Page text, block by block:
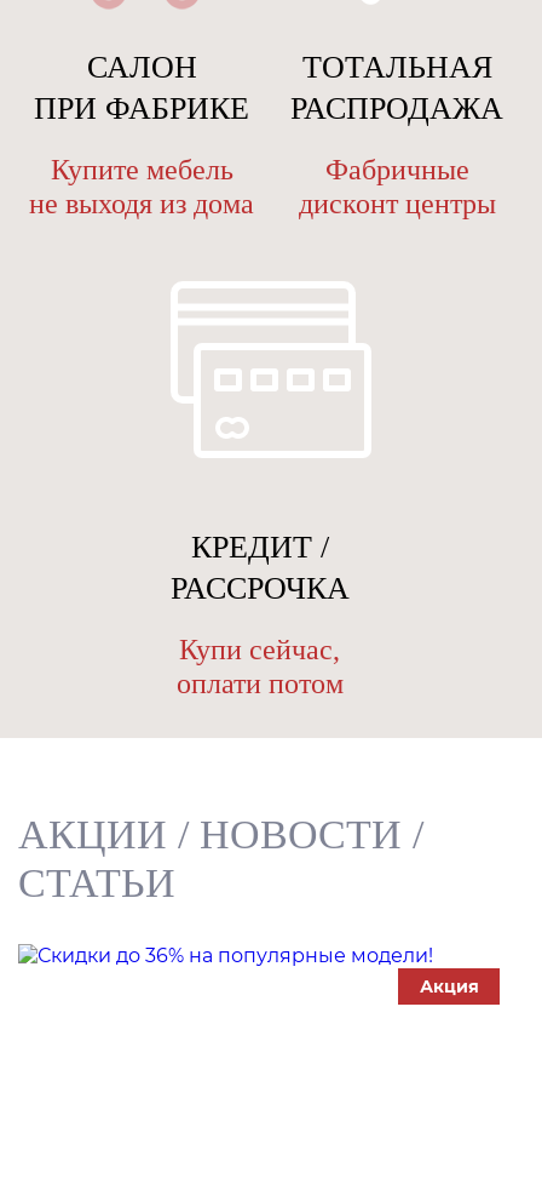
САЛОН
ПРИ ФАБРИКЕ
Купите мебель
не выходя из дома
ТОТАЛЬНАЯ
РАСПРОДАЖА
Фабричные
дисконт центры
КРЕДИТ /
РАССРОЧКА
Купи сейчас,
оплати потом
АКЦИИ / НОВОСТИ /
СТАТЬИ
Акция